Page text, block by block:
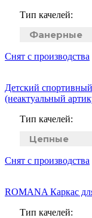
Тип качелей:
Фанерные
Снят с производства
Детский
(неактуальный
Тип качелей:
Цепные
Снят с производства
ROMANA Каркас
Тип качелей: